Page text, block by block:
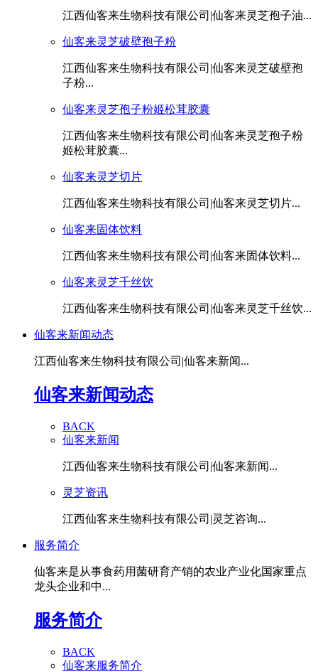
江西仙客来生物科技有限公司|仙客来灵芝孢子油...
仙客来灵芝破壁孢子粉
江西仙客来生物科技有限公司|仙客来灵芝破壁孢
子粉...
仙客来灵芝孢子粉姬松茸胶囊
江西仙客来生物科技有限公司|仙客来灵芝孢子粉
姬松茸胶囊...
仙客来灵芝切片
江西仙客来生物科技有限公司|仙客来灵芝切片...
仙客来固体饮料
江西仙客来生物科技有限公司|仙客来固体饮料...
仙客来灵芝千丝饮
江西仙客来生物科技有限公司|仙客来灵芝千丝饮...
仙客来新闻动态
江西仙客来生物科技有限公司|仙客来新闻...
仙客来新闻动态
BACK
仙客来新闻
江西仙客来生物科技有限公司|仙客来新闻...
灵芝资讯
江西仙客来生物科技有限公司|灵芝咨询...
服务简介
仙客来是从事食药用菌研育产销的农业产业化国家重点
龙头企业和中...
服务简介
BACK
仙客来服务简介